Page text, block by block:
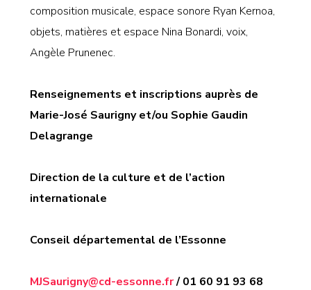
composition musicale, espace sonore Ryan Kernoa,
objets, matières et espace Nina Bonardi, voix,
Angèle Prunenec.
Renseignements et inscriptions auprès de
Marie-José Saurigny et/ou Sophie Gaudin
Delagrange
Direction de la culture et de l’action
internationale
Conseil départemental de l’Essonne
MJSaurigny@cd-essonne.fr/ 01 60 91 93 68